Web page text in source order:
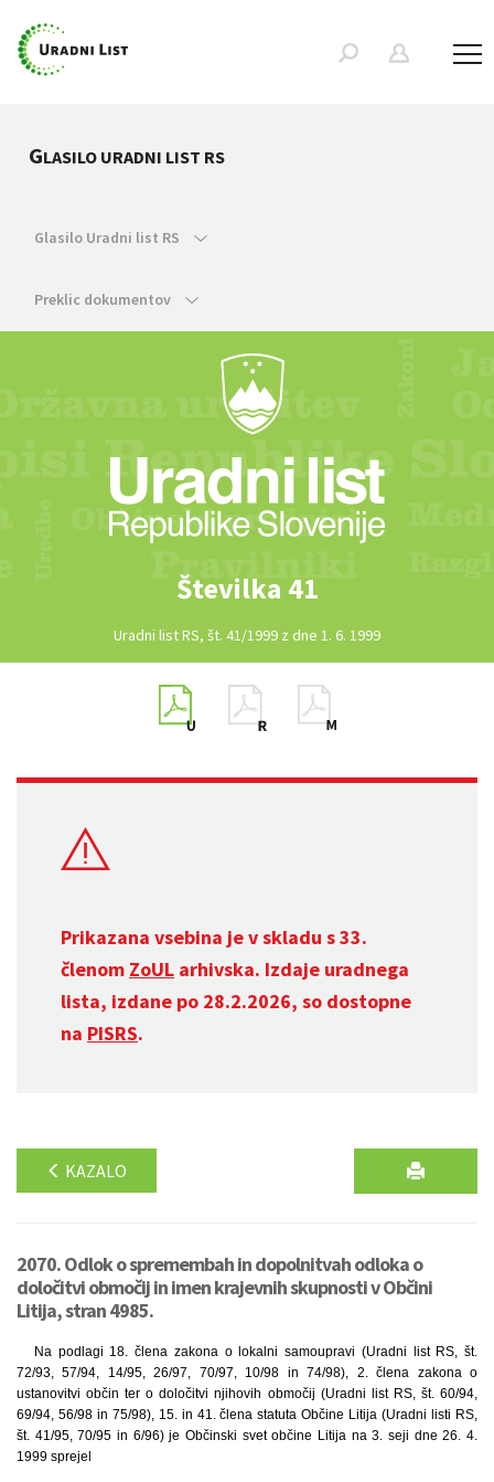
GLASILO URADNI LIST RS
Glasilo Uradni list RS
Preklic dokumentov
Številka 41
Uradni list RS, št. 41/1999 z dne 1. 6. 1999
Prikazana vsebina je v skladu s 33.
členom ZoUL arhivska. Izdaje uradnega
lista, izdane po 28.2.2026, so dostopne
na PISRS.
KAZALO
2070. Odlok o spremembah in dopolnitvah odloka o
določitvi območij in imen krajevnih skupnosti v Občini
Litija, stran 4985.
Na podlagi 18. člena zakona o lokalni samoupravi (Uradni list RS, št.
72/93, 57/94, 14/95, 26/97, 70/97, 10/98 in 74/98), 2. člena zakona o
ustanovitvi občin ter o določitvi njihovih območij (Uradni list RS, št. 60/94,
69/94, 56/98 in 75/98), 15. in 41. člena statuta Občine Litija (Uradni listi RS,
št. 41/95, 70/95 in 6/96) je Občinski svet občine Litija na 3. seji dne 26. 4.
1999 sprejel